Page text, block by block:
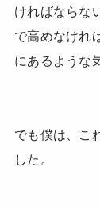
ければならな
で高めなけれ
にあるような
でも僕は、こ
した。